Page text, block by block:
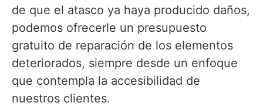
de que el atasco ya haya producido daños,
podemos ofrecerle un presupuesto
gratuito de reparación de los elementos
deteriorados, siempre desde un enfoque
que contempla la accesibilidad de
nuestros clientes.